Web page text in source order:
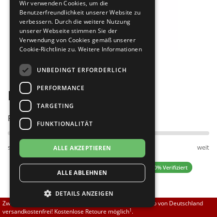
Brautschuhe
Sneaker
Übergrößen 43-44
Flexerinas
Merlet
Nueva Epoca
RayRose
Rummos
Rumpf
SoDanca
TopTanz
Bilder
Merlet Sarah 1300 001
Passt am besten bei Fußweite:
schmal normal weit
0.00 (0 Bewertungen) ✓ 100% Verifiziert
115,00 EUR 97,75 EUR
Zwischen 70,00 EUR und 800,00 EUR liefern wir innerhalb von Deutschland
versandkostenfrei! Kostenlose Retoure möglich1.
Wir verwenden Cookies, um die
Benutzerfreundlichkeit unserer Website zu
verbessern. Durch die weitere Nutzung
unserer Webseite stimmen Sie der
Verwendung von Cookies gemäß unserer
Cookie-Richtlinie zu. Weitere Informationen
UNBEDINGT ERFORDERLICH
PERFORMANCE
TARGETING
FUNKTIONALITÄT
ALLE AKZEPTIEREN
ALLE ABLEHNEN
DETAILS ANZEIGEN